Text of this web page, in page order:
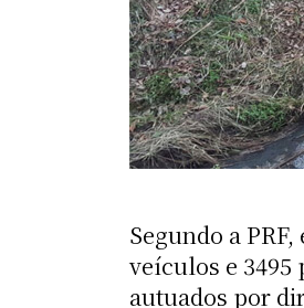
Segundo a
veículos e 3495
autuados por